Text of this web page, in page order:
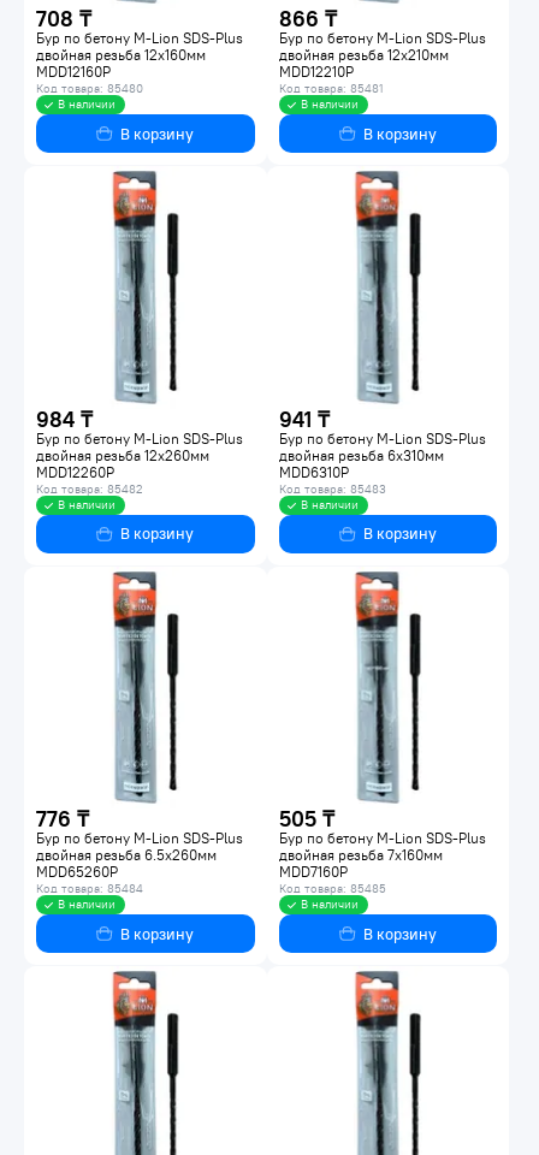
708 ₸
Бур по бетону M-Lion SDS-Plus
двойная резьба 12х160мм
MDD12160P
Код товара: 85480
В наличии
В корзину
866 ₸
Бур по бетону M-Lion SDS-Plus
двойная резьба 12х210мм
MDD12210P
Код товара: 85481
В наличии
В корзину
984 ₸
Бур по бетону M-Lion SDS-Plus
двойная резьба 12х260мм
MDD12260P
Код товара: 85482
В наличии
В корзину
941 ₸
Бур по бетону M-Lion SDS-Plus
двойная резьба 6х310мм
MDD6310P
Код товара: 85483
В наличии
В корзину
776 ₸
Бур по бетону M-Lion SDS-Plus
двойная резьба 6.5х260мм
MDD65260P
Код товара: 85484
В наличии
В корзину
505 ₸
Бур по бетону M-Lion SDS-Plus
двойная резьба 7х160мм
MDD7160P
Код товара: 85485
В наличии
В корзину